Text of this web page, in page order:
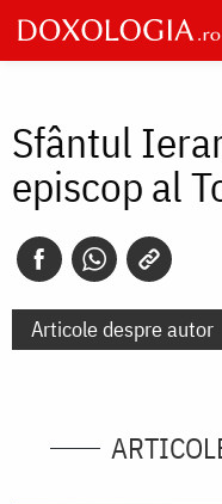
Skip
to
main
Sfântul
episcop al
Articole despre autor